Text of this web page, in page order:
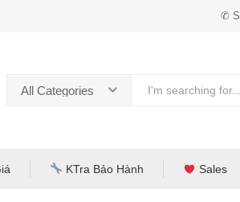
✆
All Categories
KTra Bảo Hành Sales